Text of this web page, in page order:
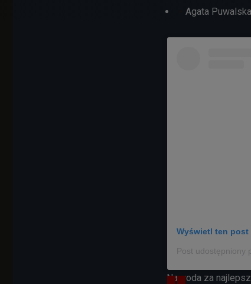
Agata
Wyświetl ten post
Nagroda za